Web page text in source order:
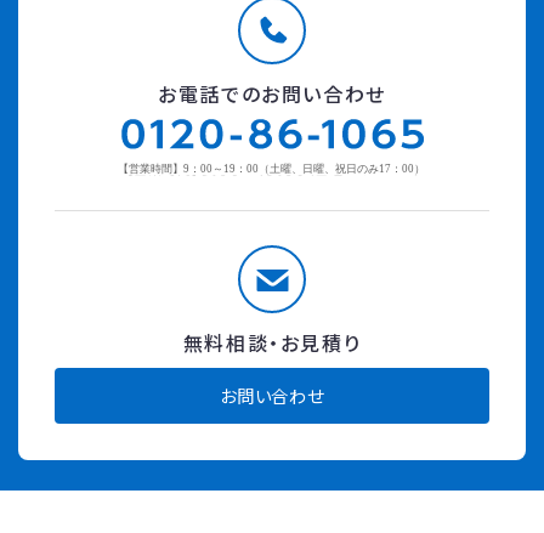
お電話でのお問い合わせ
無料相談・お見積り
お問い合わせ